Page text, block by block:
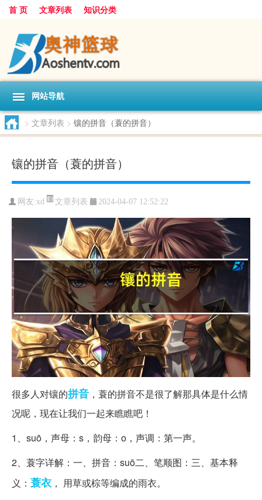
首 页 文章列表 知识分类
网站导航
> 文章列表 > 镶的拼音（蓑的拼音）
镶的拼音（蓑的拼音）
网友:xd 文章列表 2024-04-07 12:52:22
很多人对镶的拼音 ，蓑的拼音不是很了解那具体是什么情
况呢，现在让我们一起来瞧瞧吧！
1、suō，声母：s，韵母：o，声调：第一声。
2、蓑字详解：一、拼音：suō二、笔顺图：三、基本释
义： 蓑衣 ， 用草或棕等编成的雨衣。